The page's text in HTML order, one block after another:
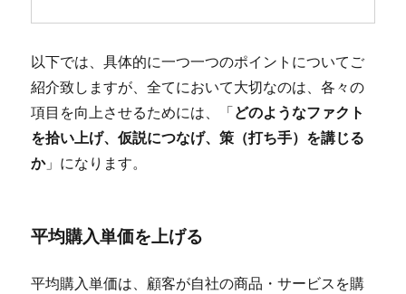
以下では、具体的に一つ一つのポイントについてご
紹介致しますが、全てにおいて大切なのは、各々の
項目を向上させるためには、「どのようなファクト
を拾い上げ、仮説につなげ、策（打ち手）を講じる
か」になります。
平均購入単価を上げる
平均購入単価は、顧客が自社の商品・サービスを購